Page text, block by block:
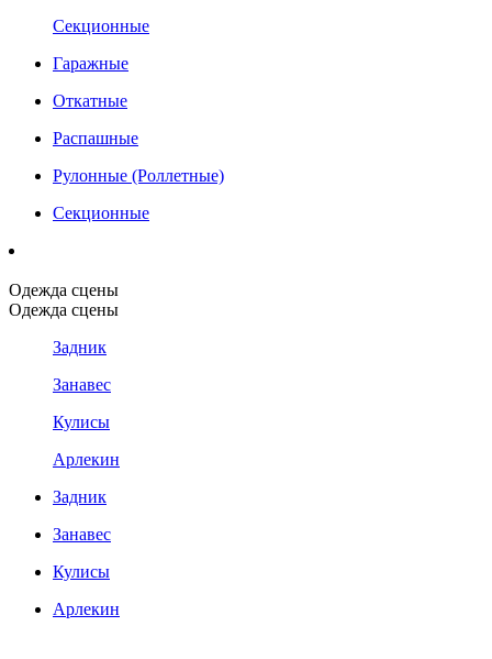
Секционные
Гаражные
Откатные
Распашные
Рулонные (Роллетные)
Секционные
Одежда сцены
Одежда сцены
Задник
Занавес
Кулисы
Арлекин
Задник
Занавес
Кулисы
Арлекин